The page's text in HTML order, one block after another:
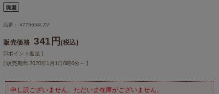
品番： 4775654LZV
販売価格 341円(税込)
[3ポイント進呈 ]
[ 販売期間 2020年1月1日0時0分 ～ ]
申し訳ございません。ただいま在庫がございません。